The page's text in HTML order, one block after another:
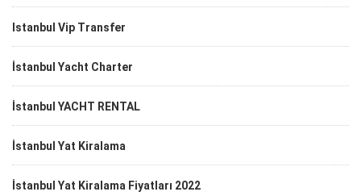
Istanbul Vip Transfer
İstanbul Yacht Charter
İstanbul YACHT RENTAL
İstanbul Yat Kiralama
İstanbul Yat Kiralama Fiyatları 2022